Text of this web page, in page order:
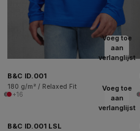
Voeg toe
aan
verlanglijst
B&C ID.001
180 g/m² / Relaxed Fit
+16
Voeg toe
aan
verlanglijst
B&C ID.001 LSL